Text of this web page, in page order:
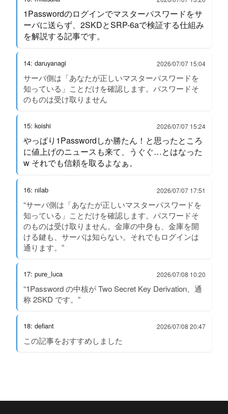
1Passwordのログインでマスターパスワードをサ
ーバに送らず、2SKDとSRP-6aで検証する仕組み
を解説する記事です。
14: daruyanagi 2026/07/07 15:04
サーバ側は「あなたが正しいマスターパスワードを
知っている」ことだけを確認します。パスワードそ
のものは受け取りません
15: koishi 2026/07/07 15:24
やっぱり1Passwordしか勝たん！と思ったところ
に値上げのニュースも来て、うぐぐ…とはなった
w それでも信頼を取るよなぁ。
16: nilab 2026/07/07 17:51
“サーバ側は「あなたが正しいマスターパスワードを
知っている」ことだけを確認します。パスワードそ
のものは受け取りません。金庫の中身も、金庫を開
ける鍵も、サーバは知らない。それでもログインは
通ります。”
17: pure_luca 2026/07/08 10:20
“1Password の中核が Two Secret Key Derivation、通
称 2SKD です。”
18: defiant 2026/07/08 20:47
この記事をおすすめしました